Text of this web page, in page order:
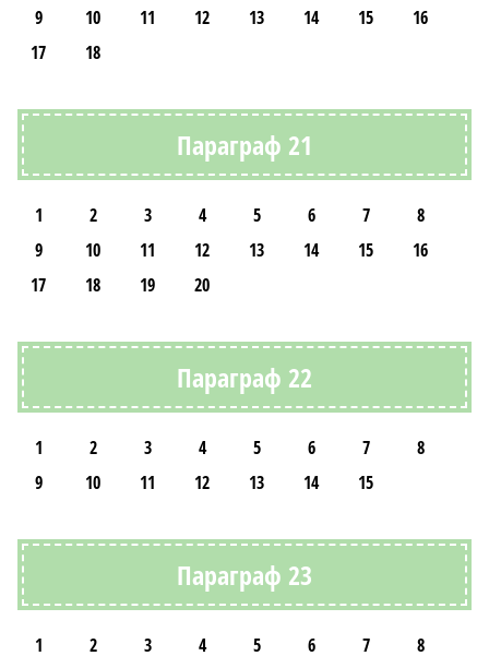
9
10 11 12 13 14 15
16
17
18
Параграф 21
1 2 3 4 5 6 7
8
9
10 11 12 13 14 15
16
17
18 19 20
Параграф 22
1 2 3 4 5 6 7
8
9
10 11 12 13 14 15
Параграф 23
1 2 3 4 5 6 7 8